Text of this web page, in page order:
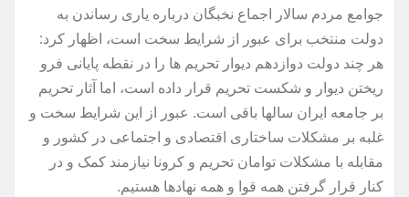
جوامع مردم سالار اجماع نخبگان درباره یاری رساندن به
دولت منتخب برای عبور از شرایط سخت است، اظهار کرد:
هر چند دولت دوازدهم دیوار تحریم ها را در نقطه پایانی فرو
ریختن دیوار و شکست تحریم قرار داده است، اما آثار تحریم
بر جامعه ایران سالها باقی است. عبور از این شرایط سخت و
غلبه بر مشکلات ساختاری اقتصادی و اجتماعی در کشور و
مقابله با مشکلات توامان تحریم و کرونا نیازمند کمک و در
کنار قرار گرفتن همه قوا و همه نهادها هستیم.